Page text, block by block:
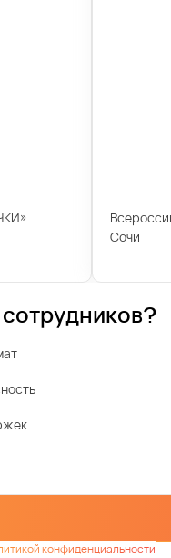
Сочи
конфиденциальности